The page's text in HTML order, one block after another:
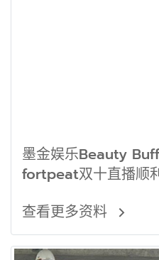
墨金娱乐️Beauty
fortpeat双十直播顺
查看更多资料